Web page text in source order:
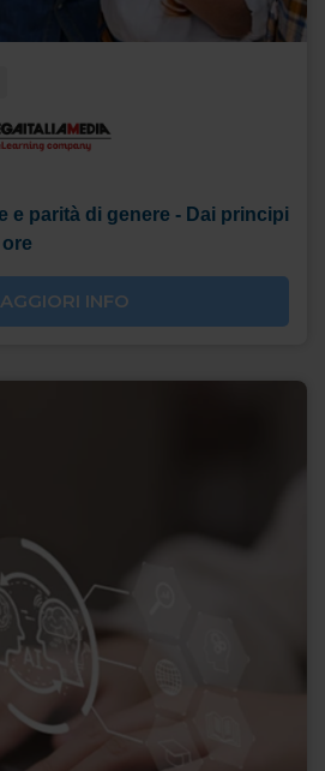
e parità di genere - Dai principi
INFO